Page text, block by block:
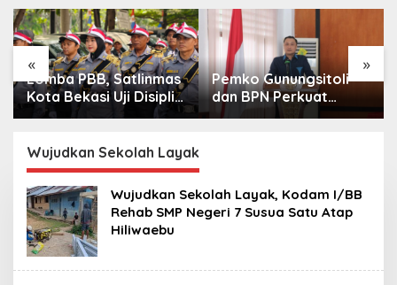
« »
Lomba PBB, Satlinmas
Kota Bekasi Uji Disiplin
dan Kekompakan
Pemko Gunungsitoli
dan BPN Perkuat
Sinergi, Berikan
Wujudkan Sekolah Layak
Wujudkan Sekolah Layak, Kodam I/BB
Rehab SMP Negeri 7 Susua Satu Atap
Hiliwaebu